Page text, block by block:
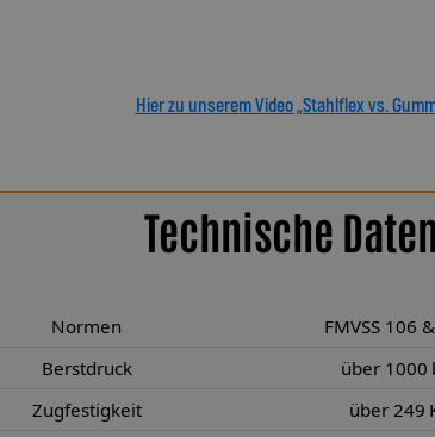
Hier zu unserem Video „Stahlflex vs.
Technische Daten
Normen
FMVSS 106
Berstdruck
über 1000
Zugfestigkeit
über 249